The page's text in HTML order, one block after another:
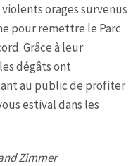
orages survenus
pour remettre le Parc
Grâce à leur
dégâts ont
au public de profiter
estival dans les
Zimmer